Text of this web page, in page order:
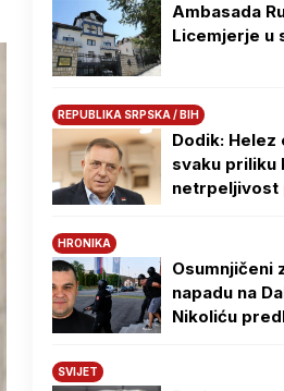
Ambasada
Licemjerje u
REPUBLIKA SRPSKA / BIH
Dodik:
svaku priliku
netrpeljivost
HRONIKA
Osumnjičeni
napadu na
Nikoliću
SVIJET